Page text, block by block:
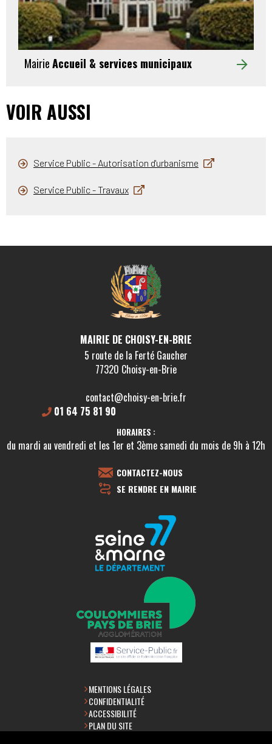
MairieAccueil & services municipaux
VOIR AUSSI
Service Public - Autorisation d'urbanisme
Service Public - Travaux
MAIRIE DE CHOISY-EN-BRIE
5 route de la Ferté Gaucher
77320 Choisy-en-Brie
contact@choisy-en-brie.fr
01 64 75 81 90
HORAIRES :
du mardi au vendredi et les 1er et 3ème samedi du mois de 9h à 12h
CONTACTEZ-NOUS
SE RENDRE EN MAIRIE
MENTIONS LÉGALES
CONFIDENTIALITÉ
ACCESSIBILITÉ
PLAN DU SITE